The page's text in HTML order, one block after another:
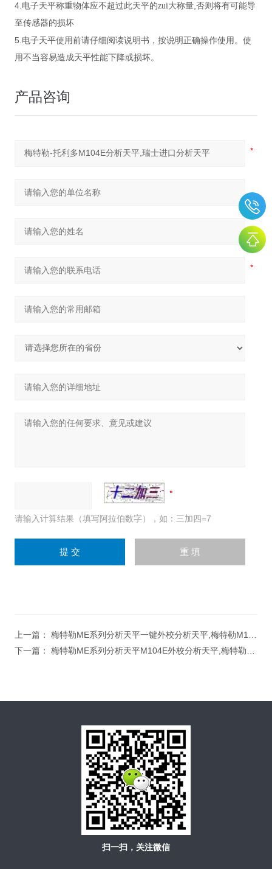
4.电子天平称重物体应不超过此天平的zui大称量,否则将有可能导
至传感器的损坏
5.电子天平使用前请仔细阅读说明书，按说明正确操作使用。使
用不当容易造成天平性能下降或损坏。
产品咨询
请输入计算结果（填写阿拉伯数字），如：三加四=7
上一篇： 梅特勒ME系列分析天平一键外校分析天平,梅特勒M104E,100g进口分析天平
下一篇： 梅特勒ME系列分析天平M104E外校分析天平,梅特勒万分之一分析天平
扫一扫，关注微信